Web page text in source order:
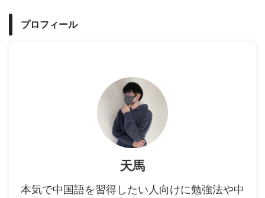
プロフィール
天馬
本気で中国語を習得したい人向けに勉強法や中